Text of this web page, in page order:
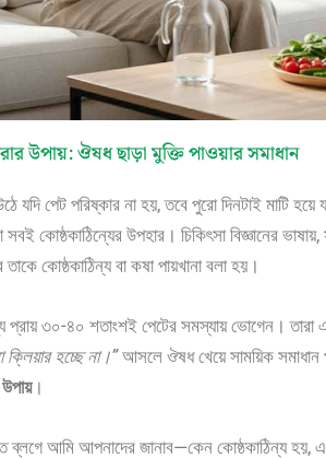
উপায়: ঔষধ ছাড়া মুক্তি পাওয়ার সমাধান
যদি পেট পরিষ্কার না হয়, তবে পুরো দিনটাই মাটি
কোষ্ঠকাঠিন্যের উপহার। চিকিৎসা বিজ্ঞানের
কোষ্ঠকাঠিন্য বা কষা পায়খানা বলা হয়।
প্রায় ৩০-৪০ শতাংশই পেটের সমস্যায় ভোগেন। তারা
ক্লিয়ার হচ্ছে না।”আসলে ঔষধ খেয়ে সাময়িক সমাধান
।
আমি আপনাদের জানাব—কেন কোষ্ঠকাঠিন্য হয়,